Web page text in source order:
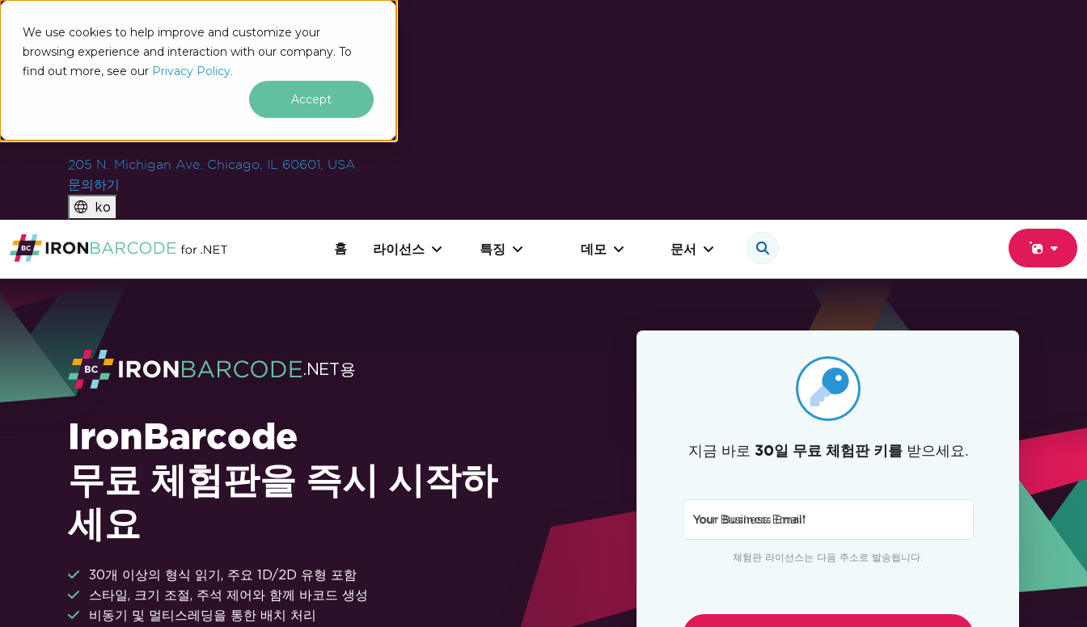
We use cookies to help improve and customize your
browsing experience and interaction with our company. To
find out more, see our Privacy Policy.
Accept
IRONSOFTWARE
제품
기업
205 N. Michigan Ave. Chicago, IL 60601, USA
문의하기
ko
홈 라이선스 특징 데모 문서
.NET용
IronBarcode
무료 체험판을 즉시 시작하
세요
30개 이상의 형식 읽기, 주요 1D/2D 유형 포함
스타일, 크기 조절, 주석 제어와 함께 바코드 생성
비동기 및 멀티스레딩을 통한 배치 처리
지금 바로 30일 무료 체험판 키를받으세요.
Your Business Email*
체험판 라이선스는 다음 주소로 발송됩니다.